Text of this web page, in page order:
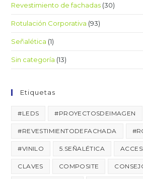
Revestimiento de fachadas (30)
Rotulación Corporativa (93)
Señalética (1)
Sin categoría (13)
Etiquetas
#LEDS #PROYECTOSDEIMAGEN
#REVESTIMIENTODEFACHADA
#VINILO 5.SEÑALÉTICA
CLAVES COMPOSITE